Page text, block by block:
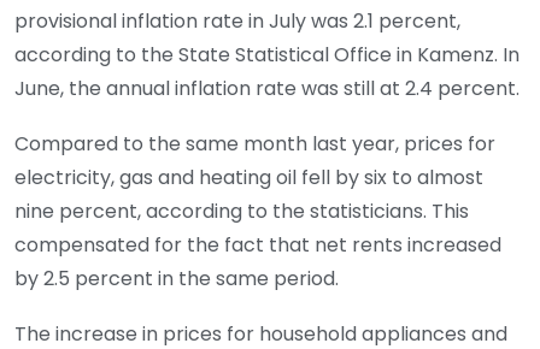
provisional inflation rate in July was 2.1 percent,
according to the State Statistical Office in Kamenz. In
June, the annual inflation rate was still at 2.4 percent.
Compared to the same month last year, prices for
electricity, gas and heating oil fell by six to almost
nine percent, according to the statisticians. This
compensated for the fact that net rents increased
by 2.5 percent in the same period.
The increase in prices for household appliances and